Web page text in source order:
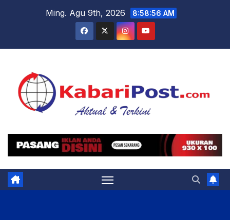
Ming. Agu 9th, 2026 8:58:57 AM